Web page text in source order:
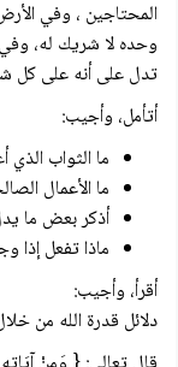
المحتاجين ، وفي
وحده لا شريك له،
تدل على أنه على كل
أتأمل، وأجيب:
ما الثواب الذي
ما الأعمال
أذكر بعض ما
ماذا تفعل إذا
أقرأ، وأجيب:
دلائل قدرة الله من